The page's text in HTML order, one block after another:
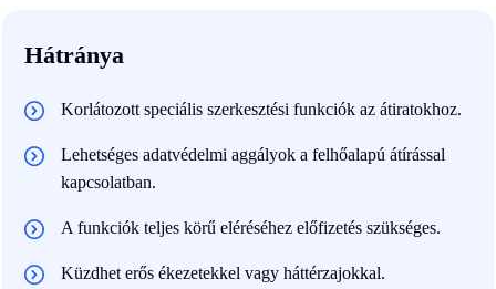
Hátránya
Korlátozott speciális szerkesztési funkciók az átiratokhoz.
Lehetséges adatvédelmi aggályok a felhőalapú átírással
kapcsolatban.
A funkciók teljes körű eléréséhez előfizetés szükséges.
Küzdhet erős ékezetekkel vagy háttérzajokkal.